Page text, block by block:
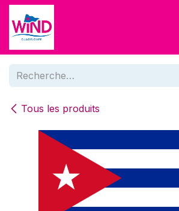
Se rendre au contenu
Tous les produits